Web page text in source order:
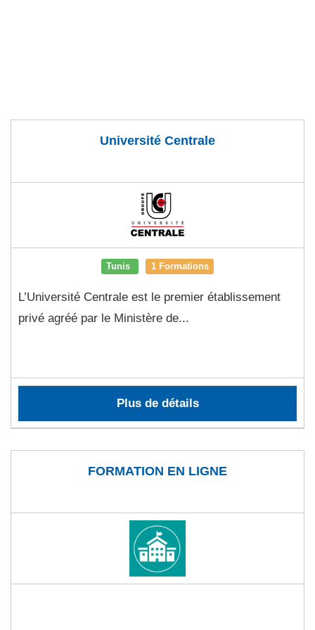
Université Centrale
Tunis 1 Formations
L’Université Centrale est le premier établissement
privé agréé par le Ministère de...
Plus de détails
FORMATION EN LIGNE